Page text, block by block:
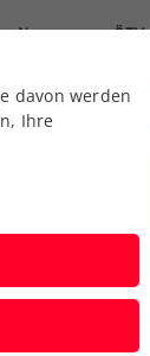
News
uns
davon werden
Ihre